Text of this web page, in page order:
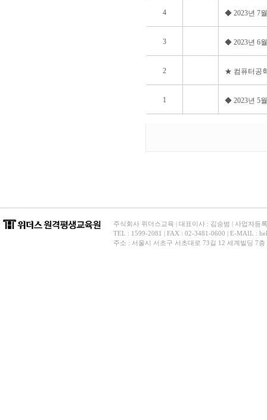
4 ◆ 2023년 7
3 ◆ 2023년 6
2 ★ 컴퓨터공
1 ◆ 2023년 5
주식회사 위더스교육 | 대표이사 : 김승범 | 사업자등
TEL : 1599-2081 | FAX : 02-3481-0600 | E-MAIL :
주소 : 서울시 서초구 서초대로 73길 12 세계빌딩 7층